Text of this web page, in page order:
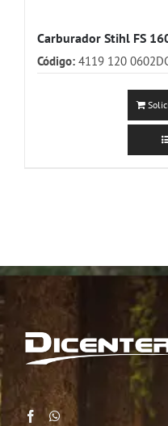
Carburador Stihl FS
Código: 4119 120